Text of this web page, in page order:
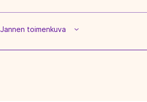
Jannen toimenkuva